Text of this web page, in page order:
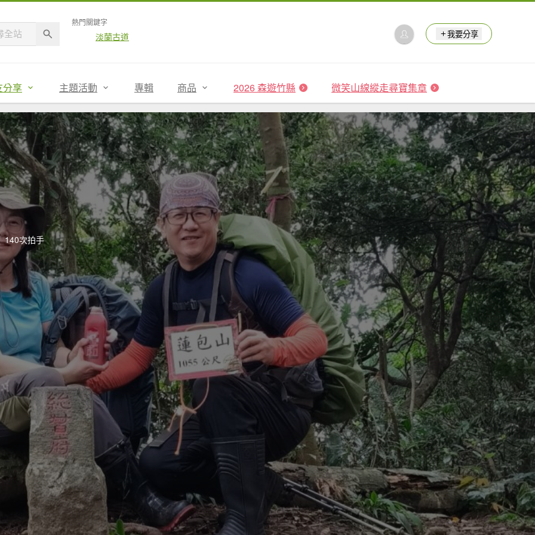
熱門關鍵字
淡蘭古道 我要分享
分享 主題活動 專輯 商品 2026 森遊竹縣 微笑山線縱走尋寶集章
140次拍手